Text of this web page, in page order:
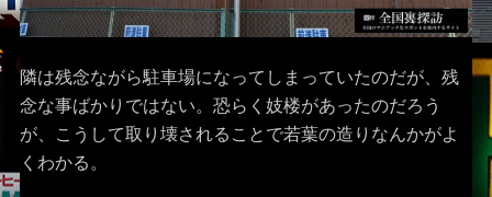
隣は残念ながら駐車場になってしまっていたのだが、残
念な事ばかりではない。恐らく妓楼があったのだろう
が、こうして取り壊されることで若葉の造りなんかがよ
くわかる。